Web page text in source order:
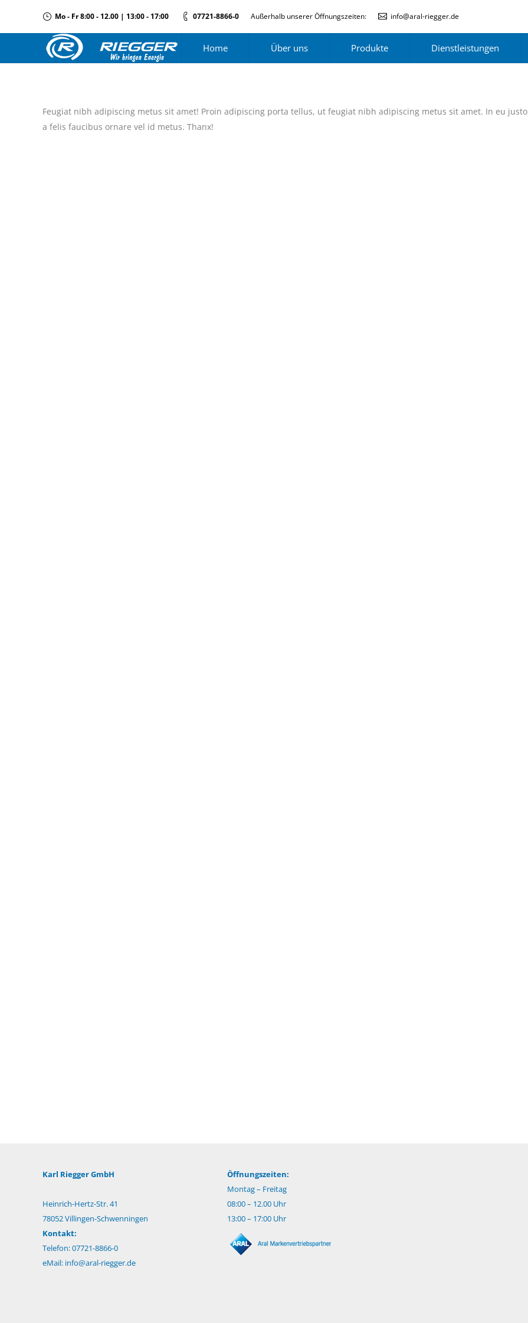
Mo - Fr 8:00 - 12.00 | 13:00 - 17:00 07721-8866-0 Außerhalb unserer Öffnungszeiten: info@aral-riegger.de
Home Über uns Produkte Dienstleistungen
Feugiat nibh adipiscing metus sit amet! Proin adipiscing porta tellus, ut feugiat nibh adipiscing metus sit amet. In eu justo
a felis faucibus ornare vel id metus. Thanx!
Karl Riegger GmbH
Heinrich-Hertz-Str. 41
78052 Villingen-Schwenningen
Kontakt:
Telefon: 07721-8866-0
eMail: info@aral-riegger.de
Öffnungszeiten:
Montag – Freitag
08:00 – 12.00 Uhr
13:00 – 17:00 Uhr